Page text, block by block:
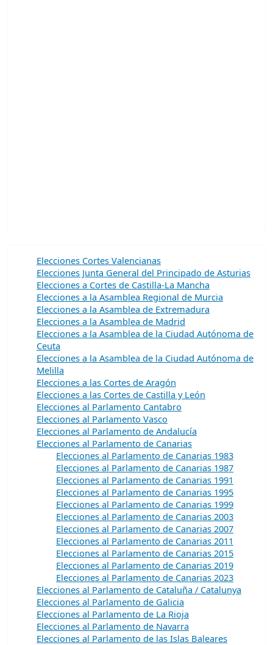
Elecciones Cortes Valencianas
Elecciones Junta General del Principado de Asturias
Elecciones a Cortes de Castilla-La Mancha
Elecciones a la Asamblea Regional de Murcia
Elecciones a la Asamblea de Extremadura
Elecciones a la Asamblea de Madrid
Elecciones a la Asamblea de la Ciudad Autónoma de
Ceuta
Elecciones a la Asamblea de la Ciudad Autónoma de
Melilla
Elecciones a las Cortes de Aragón
Elecciones a las Cortes de Castilla y León
Elecciones al Parlamento Cantabro
Elecciones al Parlamento Vasco
Elecciones al Parlamento de Andalucía
Elecciones al Parlamento de Canarias
Elecciones al Parlamento de Canarias 1983
Elecciones al Parlamento de Canarias 1987
Elecciones al Parlamento de Canarias 1991
Elecciones al Parlamento de Canarias 1995
Elecciones al Parlamento de Canarias 1999
Elecciones al Parlamento de Canarias 2003
Elecciones al Parlamento de Canarias 2007
Elecciones al Parlamento de Canarias 2011
Elecciones al Parlamento de Canarias 2015
Elecciones al Parlamento de Canarias 2019
Elecciones al Parlamento de Canarias 2023
Elecciones al Parlamento de Cataluña / Catalunya
Elecciones al Parlamento de Galicia
Elecciones al Parlamento de La Rioja
Elecciones al Parlamento de Navarra
Elecciones al Parlamento de las Islas Baleares